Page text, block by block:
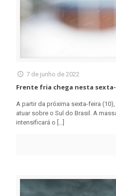
7 de junho de 2022
Frente fria chega nesta
A partir da próxima sexta-feira
atuar sobre o Sul do Brasil. A
intensificará o